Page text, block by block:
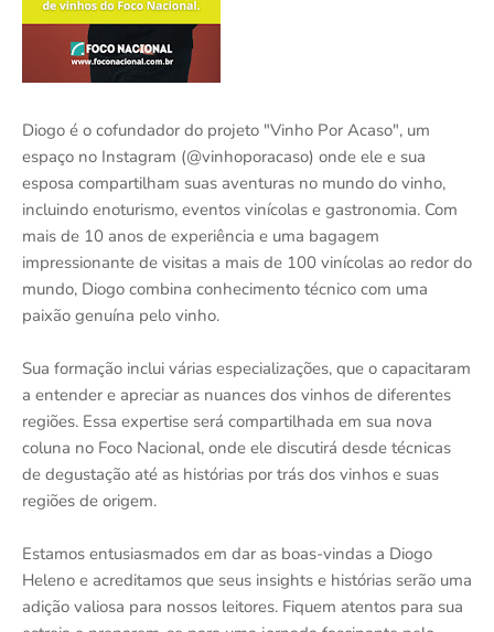
Diogo é o cofundador do projeto "Vinho Por Acaso", um
espaço no Instagram (@vinhoporacaso) onde ele e sua
esposa compartilham suas aventuras no mundo do vinho,
incluindo enoturismo, eventos vinícolas e gastronomia. Com
mais de 10 anos de experiência e uma bagagem
impressionante de visitas a mais de 100 vinícolas ao redor do
mundo, Diogo combina conhecimento técnico com uma
paixão genuína pelo vinho.
Sua formação inclui várias especializações, que o capacitaram
a entender e apreciar as nuances dos vinhos de diferentes
regiões. Essa expertise será compartilhada em sua nova
coluna no Foco Nacional, onde ele discutirá desde técnicas
de degustação até as histórias por trás dos vinhos e suas
regiões de origem.
Estamos entusiasmados em dar as boas-vindas a Diogo
Heleno e acreditamos que seus insights e histórias serão uma
adição valiosa para nossos leitores. Fiquem atentos para sua